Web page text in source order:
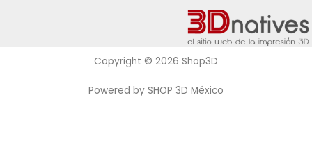
Copyright © 2026 Shop3D
Powered by SHOP 3D México